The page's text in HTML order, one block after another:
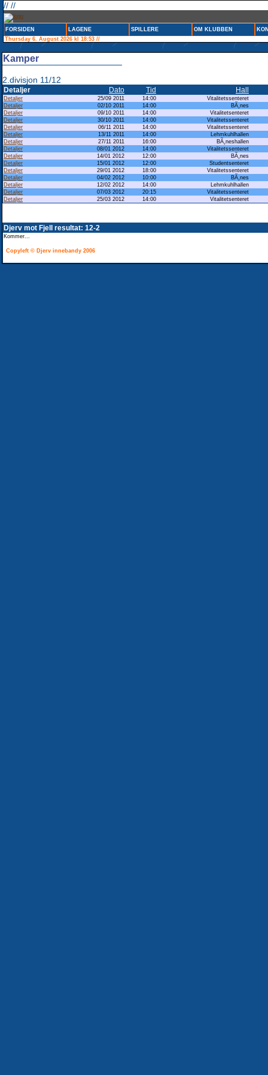
// //
FORSIDEN LAGENE SPILLERE OM KLUBBEN
Thursday 6. August 2026 kl 18:53 //
Kamper
2.divisjon 11/12
Detaljer Dato Tid Hall
Detaljer 25/09 2011 14:00
Vitalitetssenteret
Detaljer
02/10 2011 14:00
BÃ¸nes
Detaljer
09/10 2011 14:00
Vitalitetsenteret
Detaljer
30/10 2011 14:00
Vitalitetssenteret
Detaljer
06/11 2011 14:00
Vitalitetssenteret
Detaljer
13/11 2011 14:00
Lehmkuhlhallen
Detaljer
27/11 2011 16:00
BÃ¸neshallen
Detaljer
08/01 2012 14:00
Vitalitetssenteret
Detaljer
14/01 2012 12:00
BÃ¸nes
Detaljer
15/01 2012 12:00
Studentsenteret
Detaljer
29/01 2012 18:00
Vitalitetssenteret
Detaljer
04/02 2012 10:00
BÃ¸nes
Detaljer
12/02 2012 14:00
Lehmkuhlhallen
Detaljer
07/03 2012 20:15
Vitalitetssenteret
Detaljer
25/03 2012 14:00 Vitalitetsenteret
Djerv mot Fjell resultat: 12-2
Kommer...
Copyleft © Djerv innebandy 2006